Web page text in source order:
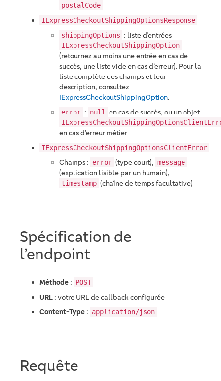
postalCode
IExpressCheckoutShippingOptionsResponse
shippingOptions : liste d’entrées
IExpressCheckoutShippingOption
(retournez au moins une entrée en cas de
succès, une liste vide en cas d’erreur). Pour la
liste complète des champs et leur
description, consultez
IExpressCheckoutShippingOption.
error : null en cas de succès, ou un objet
en cas d’erreur métier
IExpressCheckoutShippingOptionsClientError
Champs : error (type court), message
(explication lisible par un humain),
timestamp (chaîne de temps facultative)
Spécification de
l’endpoint
Méthode : POST
URL : votre URL de callback configurée
Content-Type : application/json
Requête